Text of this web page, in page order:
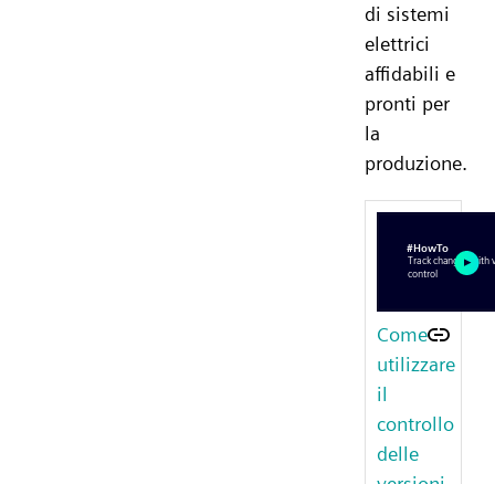
di sistemi
elettrici
affidabili e
pronti per
la
produzione.
Come
utilizzare
il
controllo
delle